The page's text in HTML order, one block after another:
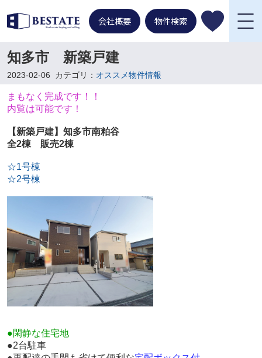
会社概要 物件検索
知多市 新築戸建
2023-02-06 カテゴリ： オススメ物件情報
まもなく完成です！！
内覧は可能です！
【新築戸建】知多市南粕谷
全2棟 販売2棟
☆1号棟
☆2号棟
●閑静な住宅地
●2台駐車